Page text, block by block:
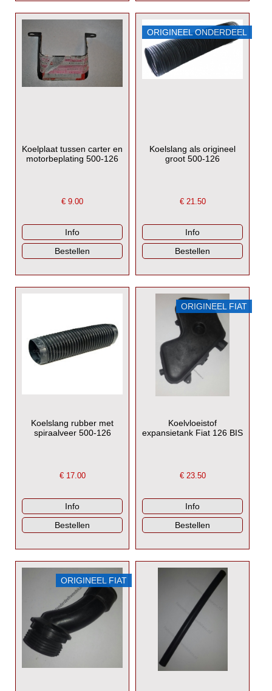
Koelplaat tussen carter en
motorbeplating 500-126
€9.00
ORIGINEEL ONDERDEEL
Koelslang als origineel
groot 500-126
€ 21.50
Koelslang rubber met
spiraalveer 500-126
€ 17.00
ORIGINEEL FIAT
Koelvloeistof
expansietank Fiat 126 BIS
€ 23.50
ORIGINEEL FIAT